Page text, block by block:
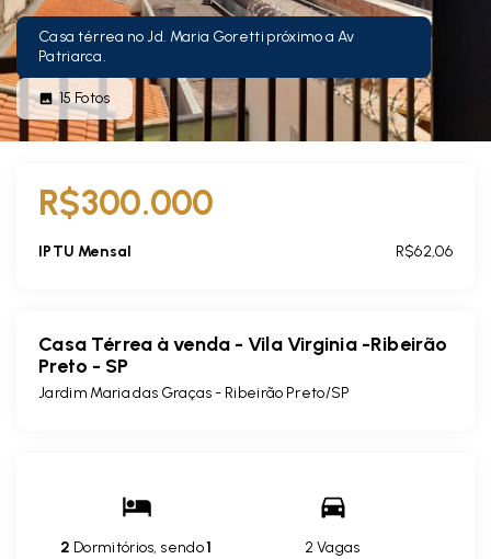
Casa térrea no Jd. Maria Goretti próximo a Av
Patriarca.
15Fotos
R$300.000
IPTU Mensal R$62,06
Casa Térrea à venda - Vila Virginia -Ribeirão
Preto - SP
Jardim Maria das Graças - Ribeirão Preto/SP
2 Dormitórios, sendo1
2 Vagas